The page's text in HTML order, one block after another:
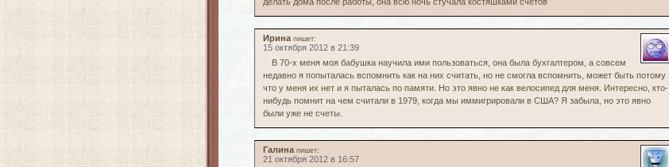
Ирина пишет:
15 октября 2012 в 21:39
В 70-х меня моя бабушка научила ими пользоваться, она была бухгалтером, а совсем
недавно я попыталась вспомнить как на них считать, но не смогла вспомнить, может быть потому
что у меня их нет и я пыталась по памяти. Но это явно не как велосипед для меня. Интересно, кто-
нибудь помнит на чем считали в 1979, когда мы иммигрировали в США? Я забыла, но это явно
были уже не счеты.
Галина пишет:
21 октября 2012 в 16:57